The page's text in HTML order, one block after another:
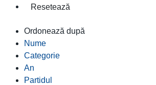
Ordonează după
Nume
Categorie
An
Partidul